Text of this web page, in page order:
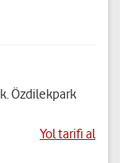
Özdilekpark
Yol tarifi al